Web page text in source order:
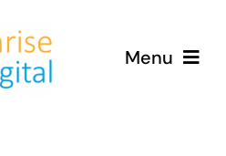
Menu